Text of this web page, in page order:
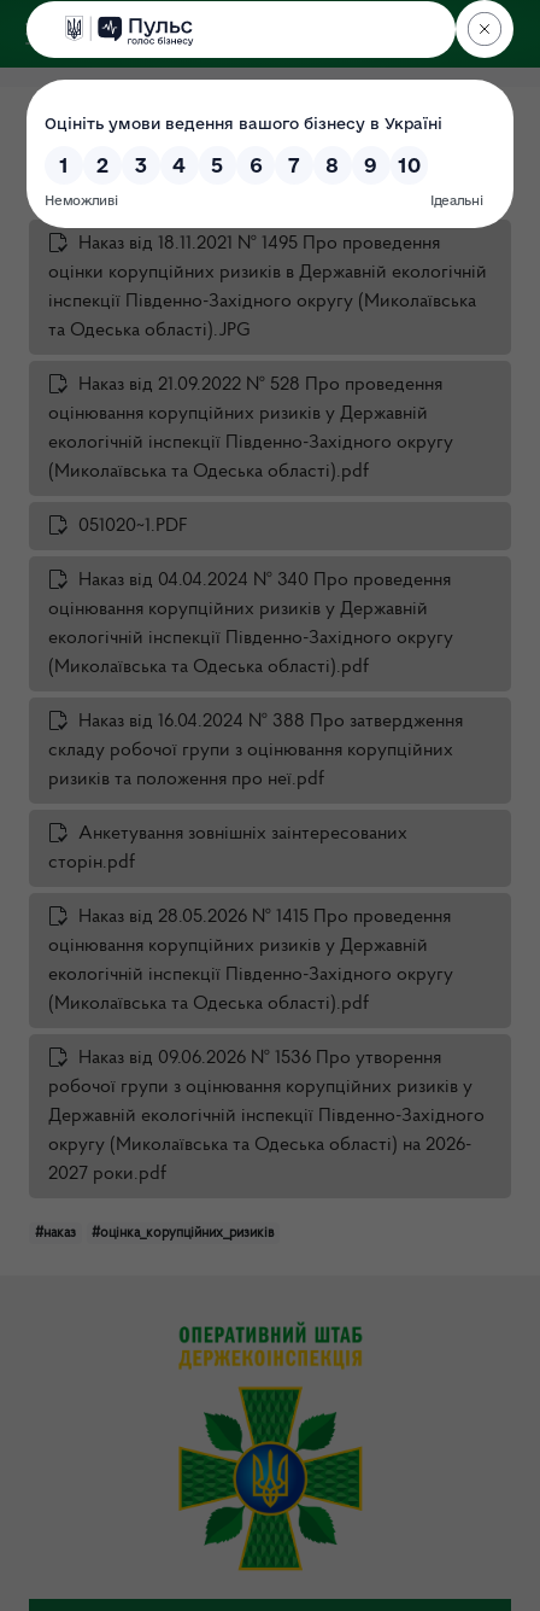
ДЕРЖЕКОІНСПЕКЦІЯ
Оцінка корупційних ризиків
Наказ від 18.11.2021 № 1495 Про проведення
оцінки корупційних ризиків в Державній екологічній
інспекції Південно-Західного округу (Миколаївська
та Одеська області).JPG
Наказ від 21.09.2022 № 528 Про проведення
оцінювання корупційних ризиків у Державній
екологічній інспекції Південно-Західного округу
(Миколаївська та Одеська області).pdf
051020~1.PDF
Наказ від 04.04.2024 № 340 Про проведення
оцінювання корупційних ризиків у Державній
екологічній інспекції Південно-Західного округу
(Миколаївська та Одеська області).pdf
Наказ від 16.04.2024 № 388 Про затвердження
складу робочої групи з оцінювання корупційних
ризиків та положення про неї.pdf
Анкетування зовнішніх заінтересованих
сторін.pdf
Наказ від 28.05.2026 № 1415 Про проведення
оцінювання корупційних ризиків у Державній
екологічній інспекції Південно-Західного округу
(Миколаївська та Одеська області).pdf
Наказ від 09.06.2026 № 1536 Про утворення
робочої групи з оцінювання корупційних ризиків у
Державній екологічній інспекції Південно-Західного
округу (Миколаївська та Одеська області) на 2026-
2027 роки.pdf
#наказ #оцінка_корупційних_ризиків